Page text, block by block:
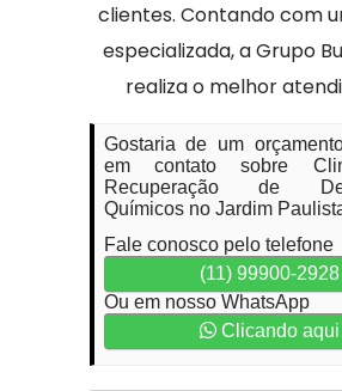
clientes. Contando com
especializada, a Grupo
realiza o melhor
Gostaria de um
em contato sobre
Recuperação de
Químicos no Jardim
Fale conosco pelo telefone
(11) 99900-2928
Ou em nosso WhatsApp
Clicando aqui